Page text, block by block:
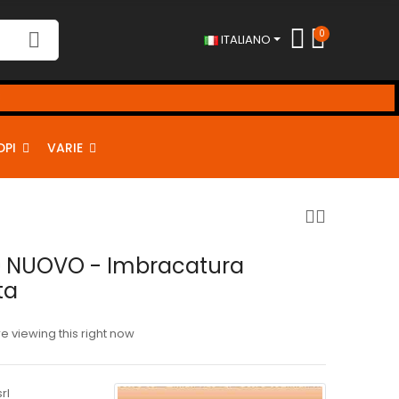
ITALIANO 0
VARIE
NUOVO - Imbracatura
viewing this right now